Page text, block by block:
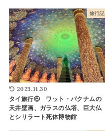
旅行記
2023.11.30
タイ旅行⑥ ワット・パクナムの
天井壁画、ガラスの仏塔、巨大仏
とシリラート死体博物館